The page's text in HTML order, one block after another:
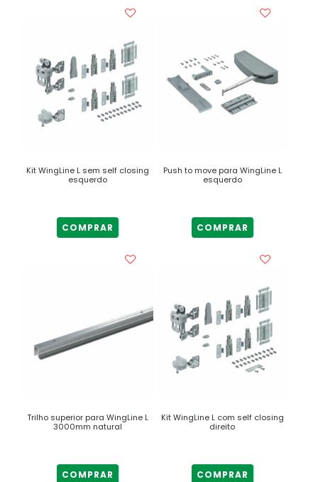
Kit WingLine L sem self closing
esquerdo
COMPRAR
Push to move para WingLine L
esquerdo
COMPRAR
Trilho superior para WingLine L
3000mm natural
COMPRAR
Kit WingLine L com self closing
direito
COMPRAR